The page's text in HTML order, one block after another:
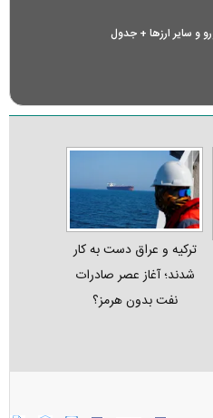
و سایر ارز‌ها + جدول
ترکیه و عراق دست به کار
شدند؛ آغاز عصر صادرات
نفت بدون هرمز؟